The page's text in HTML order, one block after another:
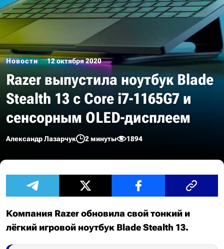
Новости 12 октября 2020
Razer выпустила ноутбук Blade
Stealth 13 с Core i7-1165G7 и
сенсорным OLED-дисплеем
Александр Лазарчук 2 минуты 1894
Компания Razer обновила свой тонкий и
лёгкий игровой ноутбук Blade Stealth 13.